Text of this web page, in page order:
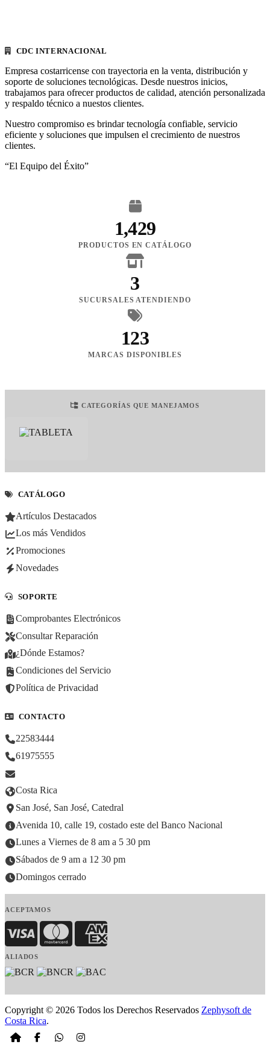
CDC INTERNACIONAL
Empresa costarricense con trayectoria en la venta, distribución y
soporte de soluciones tecnológicas. Desde nuestros inicios,
trabajamos para ofrecer productos de calidad, atención personalizada
y respaldo técnico a nuestos clientes.
Nuestro compromiso es brindar tecnología confiable, servicio
eficiente y soluciones que impulsen el crecimiento de nuestros
clientes.
“El Equipo del Éxito”
1,429
PRODUCTOS EN CATÁLOGO
3
SUCURSALES ATENDIENDO
123
MARCAS DISPONIBLES
CATEGORÍAS QUE MANEJAMOS
CATÁLOGO
Artículos Destacados
Los más Vendidos
Promociones
Novedades
SOPORTE
Comprobantes Electrónicos
Consultar Reparación
¿Dónde Estamos?
Condiciones del Servicio
Política de Privacidad
CONTACTO
22583444
61975555
Costa Rica
San José, San José, Catedral
Avenida 10, calle 19, costado este del Banco Nacional
Lunes a Viernes de 8 am a 5 30 pm
Sábados de 9 am a 12 30 pm
Domingos cerrado
ACEPTAMOS
Visa MasterCardAmerican Express
ALIADOS
Copyright © 2026 Todos los Derechos Reservados Zephysoft de
Costa Rica.